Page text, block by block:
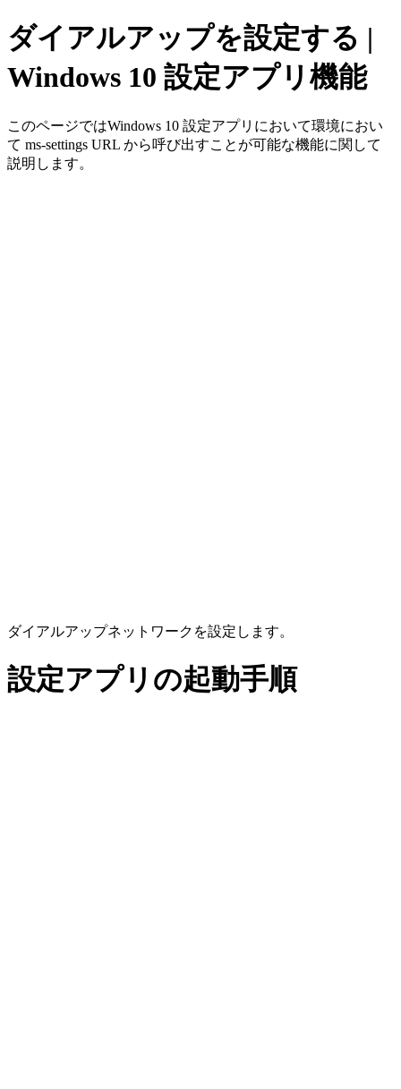
ダイアルアップを設定する |
Windows 10 設定アプリ機能
このページではWindows 10 設定アプリにおいて環境におい
て ms-settings URL から呼び出すことが可能な機能に関して
説明します。
ダイアルアップネットワークを設定します。
設定アプリの起動手順